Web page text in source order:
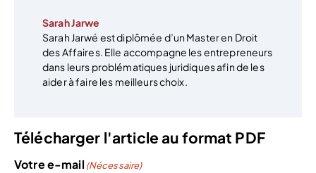
Sarah Jarwe
Sarah Jarwé est diplômée d’un Master en Droit
des Affaires. Elle accompagne les entrepreneurs
dans leurs problématiques juridiques afin de les
aider à faire les meilleurs choix.
Télécharger l'article au format PDF
Votre e-mail (Nécessaire)